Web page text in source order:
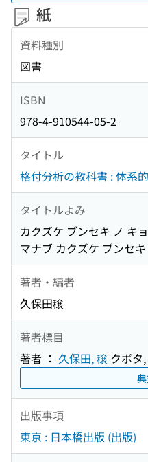
紙
資料種別
図書
ISBN
978-4-910544-05-2
タイトル
格付分析の教科書 : 体系
タイトルよみ
カクズケ ブンセキ ノ キ
マナブ カクズケ ブンセキ
著者・編者
久保田穣
著者標目
著者 ： 久保田, 穣 クボタ
出版事項
東京 : 日本橋出版 (出版)